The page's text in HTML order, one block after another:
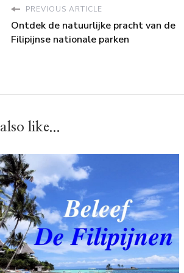
PREVIOUS ARTICLE
Ontdek de natuurlijke pracht van de
Filipijnse nationale parken
like...